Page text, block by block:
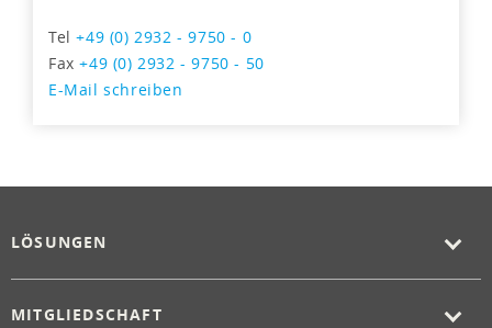
Tel+49 (0) 2932 - 9750 - 0
Fax+49 (0) 2932 - 9750 - 50
E-Mail schreiben
LÖSUNGEN
MITGLIEDSCHAFT